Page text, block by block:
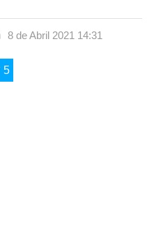
8 de Abril 2021 14:31
5